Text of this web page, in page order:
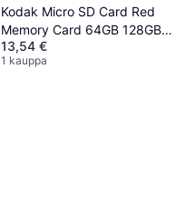
Kodak Micro SD Card Red
Memory Card 64GB 128GB
256GB
13,54 €
1 kauppa